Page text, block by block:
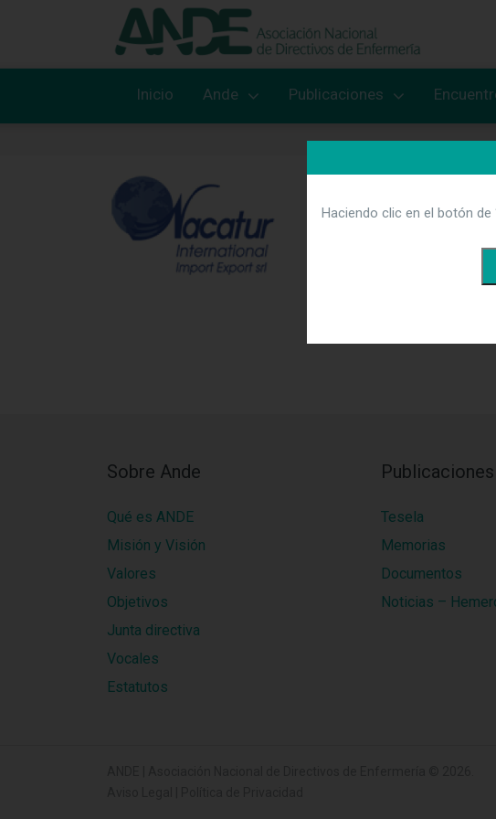
Inicio Ande Publicaciones
Sobre Ande
Qué es ANDE
Misión y Visión
Valores
Objetivos
Junta directiva
Vocales
Estatutos
Publicaciones
Tesela
Memorias
Documentos
Noticias –
Haciendo clic en el botón de